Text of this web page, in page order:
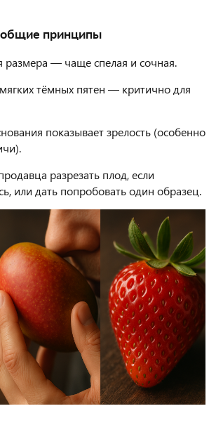
общие принципы
размера — чаще спелая и сочная.
тёмных пятен — критично для
показывает зрелость (особенно
разрезать плод, если
или дать попробовать один образец.